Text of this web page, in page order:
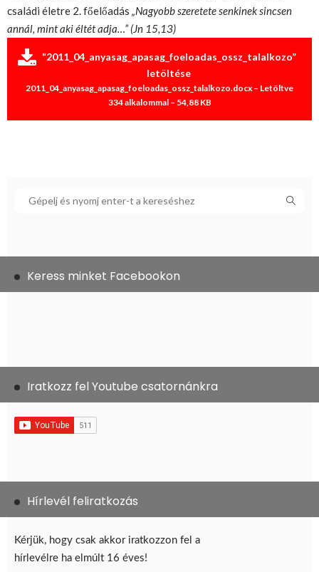
családi életre 2. főelőadás „Nagyobb szeretete senkinek sincsen
annál, mint aki éltét adja…” (Jn 15,13)
“2011_04_anyasag_apasag_foeloadas_ossz_talalkozo”
letöltése
2011_04_anyasag_apasag_foeloadas_ossz_talalkozo.docx – Letöltve
334 alkalommal – 54,88 KB
Keress minket Facebookon
Iratkozz fel Youtube csatornánkra
Hírlevél feliratkozás